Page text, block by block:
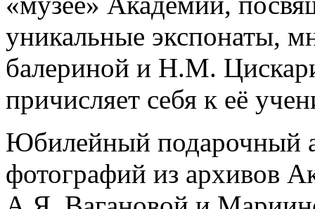
уникальные экспонаты,
балериной и Н.М.
причисляет себя к её
Юбилейный подарочный
фотографий из архивов